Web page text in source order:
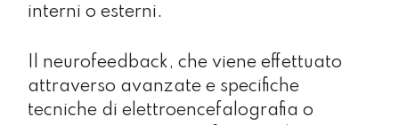
interni o esterni.
Il neurofeedback, che viene effettuato
attraverso avanzate e specifiche
tecniche di elettroencefalografia o